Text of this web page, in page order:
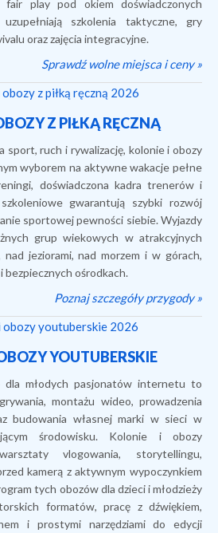
fair play pod okiem doświadczonych
szkolenia taktyczne, gry
oraz zajęcia integracyjne.
Sprawdź wolne miejsca i ceny »
Z PIŁKĄ RĘCZNĄ
sport, ruch i rywalizację, kolonie i obozy
wyborem na aktywne wakacje pełne
doświadczona kadra trenerów i
gwarantują szybki rozwój
sportowej pewności siebie. Wyjazdy
grup wiekowych w atrakcyjnych
nad jeziorami, nad morzem i w górach,
bezpiecznych ośrodkach.
Poznaj szczegóły przygody »
YOUTUBERSKIE
młodych pasjonatów internetu to
montażu wideo, prowadzenia
budowania własnej marki w sieci w
środowisku. Kolonie i obozy
vlogowania, storytellingu,
kamerą z aktywnym wypoczynkiem
tych obozów dla dzieci i młodzieży
formatów, pracę z dźwiękiem,
i prostymi narzędziami do edycji